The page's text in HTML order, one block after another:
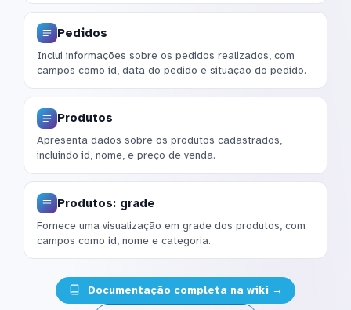
Pedidos
Inclui informações sobre os pedidos realizados, com
campos como id, data do pedido e situação do pedido.
Produtos
Apresenta dados sobre os produtos cadastrados,
incluindo id, nome, e preço de venda.
Produtos: grade
Fornece uma visualização em grade dos produtos, com
campos como id, nome e categoria.
Documentação completa na wiki →